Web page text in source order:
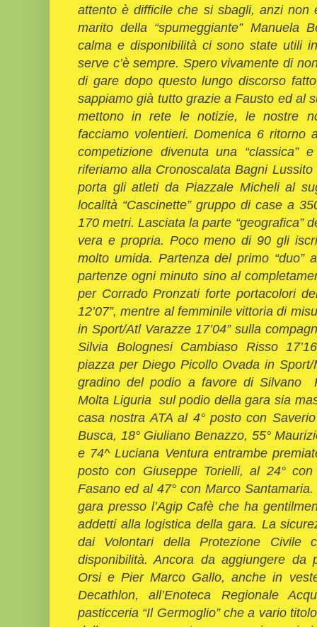
attento è difficile che si sbagli, anzi non
marito della “spumeggiante” Manuela
calma e disponibilità ci sono state utili
serve c’è sempre. Spero vivamente di
di gare dopo questo lungo discorso
sappiamo già tutto grazie a Fausto ed al
mettono in rete le notizie, le nostre
facciamo volentieri. Domenica 6 ritorno
competizione divenuta una
riferiamo alla Cronoscalata Bagni
porta gli atleti da Piazzale Micheli al
località “Cascinette” gruppo di case a
170 metri. Lasciata la parte “geografica”
vera e propria. Poco meno di 90 gli
molto umida. Partenza del primo
partenze ogni minuto sino al
per Corrado Pronzati forte portacolori
12’07”, mentre al femminile vittoria di
in Sport/Atl Varazze 17’04” sulla
Silvia Bolognesi Cambiaso Risso
piazza per Diego Picollo Ovada in Sport/
gradino del podio a favore di Silvano
Molta Liguria sul podio della gara sia
casa nostra ATA al 4° posto con
Busca, 18° Giuliano Benazzo, 55°
e 74^ Luciana Ventura entrambe
posto con Giuseppe Torielli, al 24°
Fasano ed al 47° con Marco
gara presso l’Agip Cafè che ha
addetti alla logistica della gara. La
dai Volontari della Protezione Civile
disponibilità. Ancora da aggiungere da
Orsi e Pier Marco Gallo, anche in
Decathlon, all’Enoteca Regionale
pasticceria “Il Germoglio” che a vario